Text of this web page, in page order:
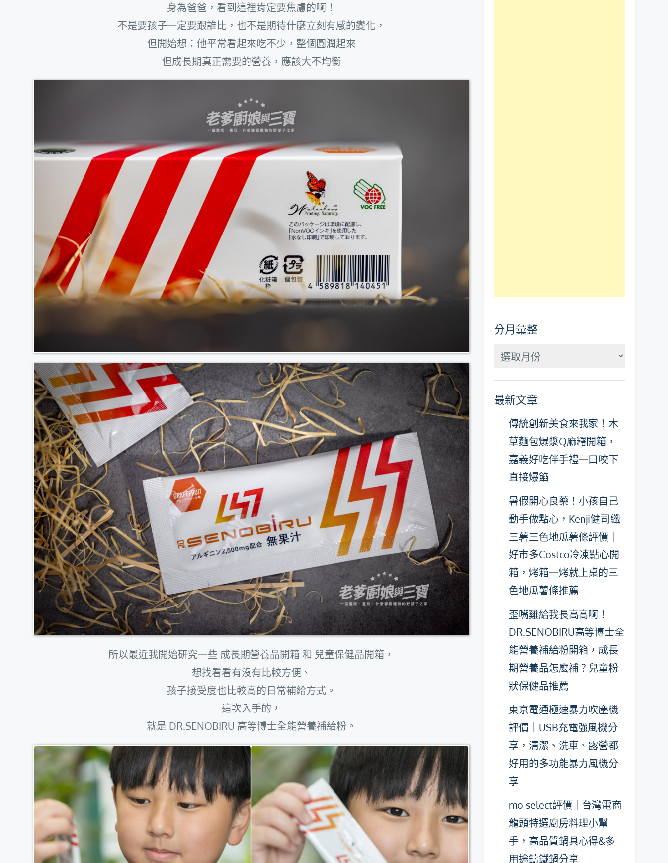
身為爸爸，看到這裡肯定要焦慮的啊！
不是要孩子一定要跟誰比，也不是期待什麼立刻有感的變化，
但開始想：他平常看起來吃不少，整個圓潤起來
但成長期真正需要的營養，應該大不均衡
所以最近我開始研究一些 成長期營養品開箱 和 兒童保健品開箱，
想找看看有沒有比較方便、
孩子接受度也比較高的日常補給方式。
這次入手的，
就是 DR.SENOBIRU 高等博士全能營養補給粉。
分月彙整
分
整
最新文章
傳統創新美食來我家！木
草麵包爆漿Q麻糬開箱，
嘉義好吃伴手禮一口咬下
直接爆餡
暑假開心良藥！小孩自己
動手做點心，Kenji健司纖
三薯三色地瓜薯條評價｜
好市多Costco冷凍點心開
箱，烤箱一烤就上桌的三
色地瓜薯條推薦
歪嘴雞給我長高高啊！
DR.SENOBIRU高等博士全
能營養補給粉開箱，成長
期營養品怎麼補？兒童粉
狀保健品推薦
東京電通極速暴力吹塵機
評價｜USB充電強風機分
享，清潔、洗車、露營都
好用的多功能暴力風機分
享
mo select評價｜台灣電商
龍頭特選廚房料理小幫
手，高品質鍋具心得&多
用途鑄鐵鍋分享